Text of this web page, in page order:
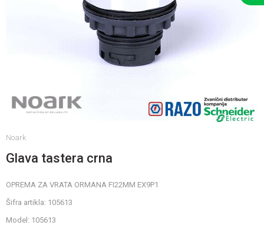
Noark
Glava tastera crna
OPREMA ZA VRATA ORMANA FI22MM EX9P1
Šifra artikla: 105613
Model: 105613